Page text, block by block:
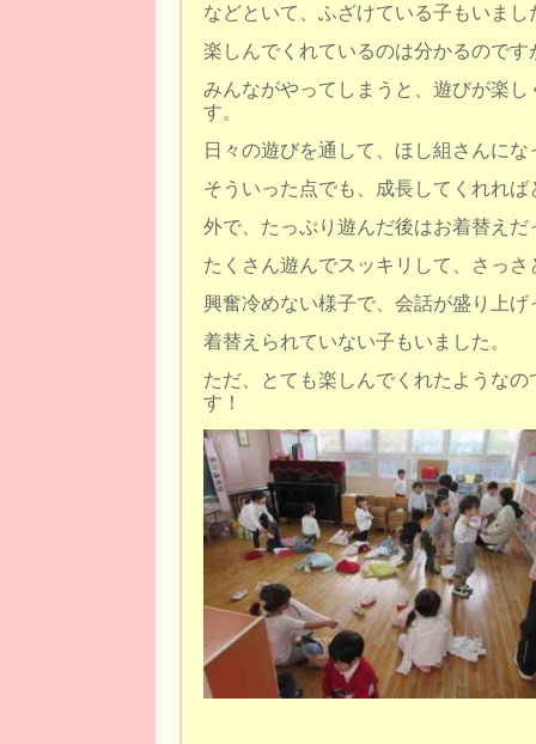
などといて、ふざけている子もいまし
楽しんでくれているのは分かるのです
みんながやってしまうと、遊びが楽
す。
日々の遊びを通して、ほし組さんにな
そういった点でも、成長してくれれば
外で、たっぷり遊んだ後はお着替えだ
たくさん遊んでスッキリして、さっ
興奮冷めない様子で、会話が盛り上げ
着替えられていない子もいました。
ただ、とても楽しんでくれたような
す！